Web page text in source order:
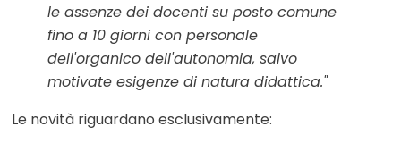
le assenze dei docenti su posto comune
fino a 10 giorni con personale
dell'organico dell'autonomia, salvo
motivate esigenze di natura didattica."
Le novità riguardano esclusivamente: